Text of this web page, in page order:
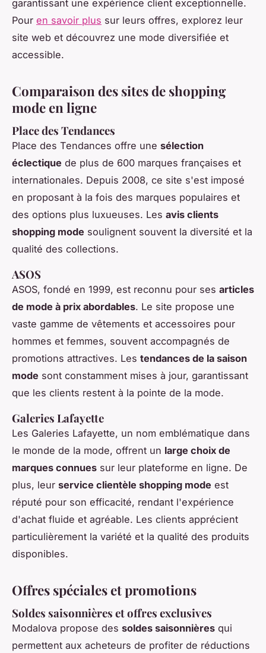
garantissant une expérience client exceptionnelle.
Pour en savoir plus sur leurs offres, explorez leur
site web et découvrez une mode diversifiée et
accessible.
Comparaison des sites de shopping
mode en ligne
Place des Tendances
Place des Tendances offre une sélection
éclectique de plus de 600 marques françaises et
internationales. Depuis 2008, ce site s'est imposé
en proposant à la fois des marques populaires et
des options plus luxueuses. Les avis clients
shopping mode soulignent souvent la diversité et la
qualité des collections.
ASOS
ASOS, fondé en 1999, est reconnu pour ses articles
de mode à prix abordables. Le site propose une
vaste gamme de vêtements et accessoires pour
hommes et femmes, souvent accompagnés de
promotions attractives. Les tendances de la saison
mode sont constamment mises à jour, garantissant
que les clients restent à la pointe de la mode.
Galeries Lafayette
Les Galeries Lafayette, un nom emblématique dans
le monde de la mode, offrent un large choix de
marques connues sur leur plateforme en ligne. De
plus, leur service clientèle shopping mode est
réputé pour son efficacité, rendant l'expérience
d'achat fluide et agréable. Les clients apprécient
particulièrement la variété et la qualité des produits
disponibles.
Offres spéciales et promotions
Soldes saisonnières et offres exclusives
Modalova propose des soldes saisonnières qui
permettent aux acheteurs de profiter de réductions